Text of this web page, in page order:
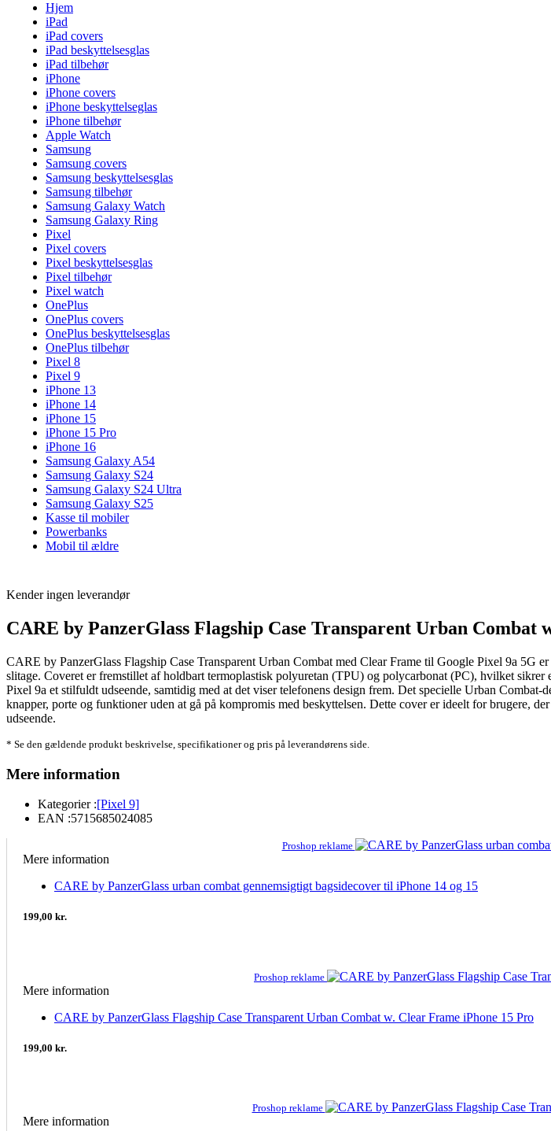
Hjem
iPad
iPad covers
iPad beskyttelsesglas
iPad tilbehør
iPhone
iPhone covers
iPhone beskyttelseglas
iPhone tilbehør
Apple Watch
Samsung
Samsung covers
Samsung beskyttelsesglas
Samsung tilbehør
Samsung Galaxy Watch
Samsung Galaxy Ring
Pixel
Pixel covers
Pixel beskyttelsesglas
Pixel tilbehør
Pixel watch
OnePlus
OnePlus covers
OnePlus beskyttelsesglas
OnePlus tilbehør
Pixel 8
Pixel 9
iPhone 13
iPhone 14
iPhone 15
iPhone 15 Pro
iPhone 16
Samsung Galaxy A54
Samsung Galaxy S24
Samsung Galaxy S24 Ultra
Samsung Galaxy S25
Kasse til mobiler
Powerbanks
Mobil til ældre
Kender ingen leverandør
CARE by PanzerGlass Flagship Case Transparent Urban Combat
CARE by PanzerGlass Flagship Case Transparent Urban Combat med Clear Frame til Google Pixel 9a 5G
slitage. Coveret er fremstillet af holdbart termoplastisk polyuretan (TPU) og polycarbonat (PC), hvilket
Pixel 9a et stilfuldt udseende, samtidig med at det viser telefonens design frem. Det specielle Urban
knapper, porte og funktioner uden at gå på kompromis med beskyttelsen. Dette cover er ideelt for brugere,
udseende.
* Se den gældende produkt beskrivelse, specifikationer og pris på leverandørens side.
Mere information
Kategorier :[Pixel 9]
EAN :5715685024085
Proshop reklame
Mere information
CARE by PanzerGlass urban combat gennemsigtigt bagsidecover til iPhone 14 og 15
199,00 kr.
Proshop reklame
Mere information
CARE by PanzerGlass Flagship Case Transparent Urban Combat w. Clear Frame iPhone 15 Pro
199,00 kr.
Proshop reklame
Mere information